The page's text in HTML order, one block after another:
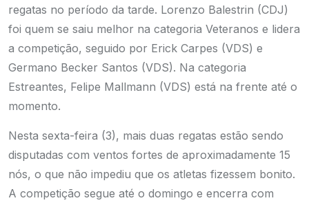
regatas no período da tarde. Lorenzo Balestrin (CDJ)
foi quem se saiu melhor na categoria Veteranos e lidera
a competição, seguido por Erick Carpes (VDS) e
Germano Becker Santos (VDS). Na categoria
Estreantes, Felipe Mallmann (VDS) está na frente até o
momento.
Nesta sexta-feira (3), mais duas regatas estão sendo
disputadas com ventos fortes de aproximadamente 15
nós, o que não impediu que os atletas fizessem bonito.
A competição segue até o domingo e encerra com